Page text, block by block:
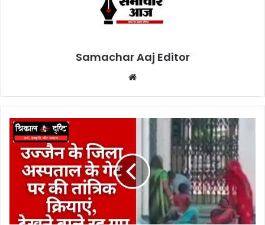
Samachar Aaj Editor